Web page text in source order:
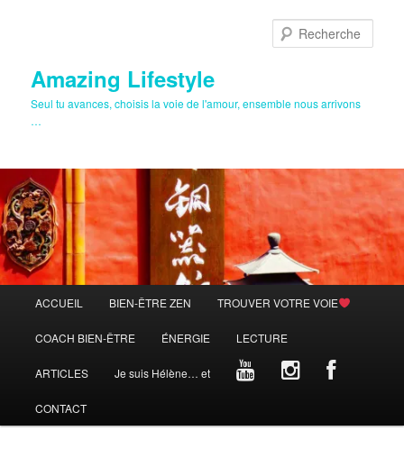
Amazing Lifestyle
Seul tu avances, choisis la voie de l'amour, ensemble nous arrivons
…
principal
ACCUEIL BIEN-ÊTRE ZEN TROUVER VOTRE VOIE
COACH BIEN-ÊTRE ÉNERGIE LECTURE
ARTICLES Je suis Hélène… et
CONTACT